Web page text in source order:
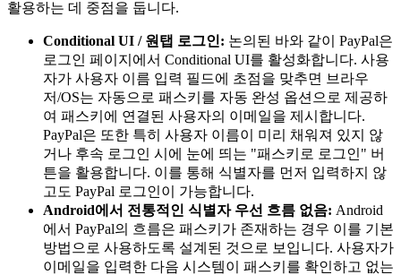
활용하는 데 중점을 둡니다.
Conditional UI / 원탭 로그인: 논의된 바와 같이 PayPal은
로그인 페이지에서 Conditional UI를 활성화합니다. 사용
자가 사용자 이름 입력 필드에 초점을 맞추면 브라우
저/OS는 자동으로 패스키를 자동 완성 옵션으로 제공하
여 패스키에 연결된 사용자의 이메일을 제시합니다.
PayPal은 또한 특히 사용자 이름이 미리 채워져 있지 않
거나 후속 로그인 시에 눈에 띄는 "패스키로 로그인" 버
튼을 활용합니다. 이를 통해 식별자를 먼저 입력하지 않
고도 PayPal 로그인이 가능합니다.
Android에서 전통적인 식별자 우선 흐름 없음: Android
에서 PayPal의 흐름은 패스키가 존재하는 경우 이를 기본
방법으로 사용하도록 설계된 것으로 보입니다. 사용자가
이메일을 입력한 다음 시스템이 패스키를 확인하고 없는